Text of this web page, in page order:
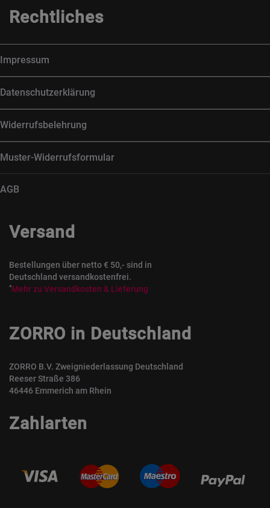
Rechtliches
Impressum
Datenschutzerklärung
Widerrufsbelehrung
Muster-Widerrufsformular
AGB
Versand
Bestellungen über netto € 50,- sind in
Deutschland versandkostenfrei.
*Mehr zu Versandkosten & Lieferung
ZORRO in Deutschland
ZORRO B.V. Zweigniederlassung Deutschland
Reeser Straße 386
46446 Emmerich am Rhein
Zahlarten